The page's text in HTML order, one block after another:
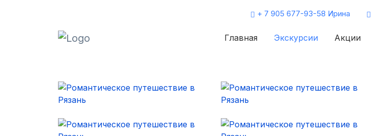
+ 7 905 677-93-58 Ирина
Главная Экскурсии Акции